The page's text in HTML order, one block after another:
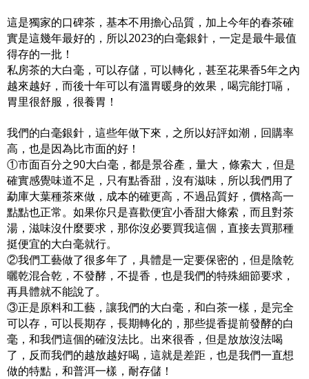
這是獨家的口碑茶，基本不用擔心品質，加上今年的春茶確
實是這幾年最好的，所以2023的白毫銀針，一定是最牛最值
得存的一批！
私房茶的大白毫，可以存儲，可以轉化，甚至花果香5年之內
越來越好，而後十年可以有溫胃暖身的效果，喝完能打嗝，
胃里很舒服，很養胃！
我們的白毫銀針，這些年做下來，之所以好評如潮，回購率
高，也是因為比市面的好！
①市面百分之90大白毫，都是景谷產，量大，條索大，但是
確實感覺味道不足，只有點香甜，沒有滋味，所以我們用了
勐庫大葉種茶來做，成本的確更高，不過品質好，價格高一
點點也正常。如果你只是喜歡便宜小香甜大條索，而且對茶
湯，滋味沒什麼要求，那你沒必要買我這個，直接去買那種
挺便宜的大白毫就行。
②我們工藝做了很多年了，具體是一定要保密的，但是陰乾
曬乾混合乾，不發酵，不提香，也是我們的特殊細節要求，
再具體就不能說了。
③正是原料和工藝，讓我們的大白毫，和白茶一樣，是完全
可以存，可以長期存，長期轉化的，那些提香提前發酵的白
毫，和我們這個的確沒法比。出來很香，但是放放沒法喝
了，反而我們的越放越好喝，這就是差距，也是我們一直想
做的特點，和普洱一樣，耐存儲！